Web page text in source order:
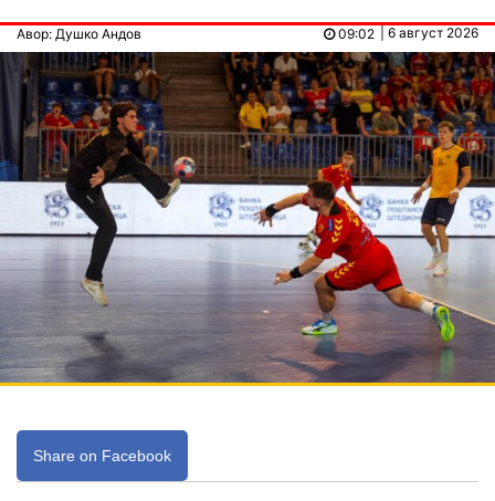
Авор: Душко Андов | 6 август 2026
09:02
Share on Facebook